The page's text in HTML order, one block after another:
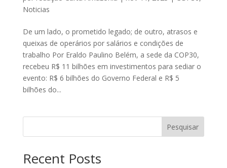
Noticias
De um lado, o prometido legado; de outro, atrasos e
queixas de operários por salários e condições de
trabalho Por Eraldo Paulino Belém, a sede da COP30,
recebeu R$ 11 bilhões em investimentos para sediar o
evento: R$ 6 bilhões do Governo Federal e R$ 5
bilhões do...
Pesquisar
Recent Posts